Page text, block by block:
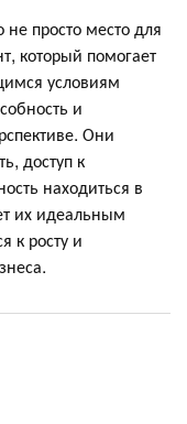
просто место для
который помогает
условиям
и
Они
доступ к
находиться в
их идеальным
к росту и